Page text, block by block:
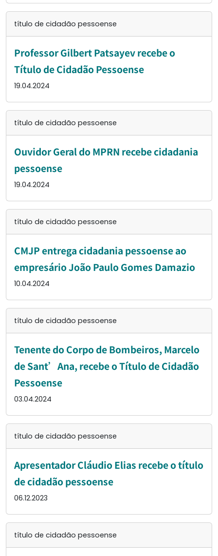
título de cidadão pessoense
Professor Gilbert Patsayev recebe o
Título de Cidadão Pessoense
19.04.2024
título de cidadão pessoense
Ouvidor Geral do MPRN recebe cidadania
pessoense
19.04.2024
título de cidadão pessoense
CMJP entrega cidadania pessoense ao
empresário João Paulo Gomes Damazio
10.04.2024
título de cidadão pessoense
Tenente do Corpo de Bombeiros, Marcelo
de Sant’Ana, recebe o Título de Cidadão
Pessoense
03.04.2024
título de cidadão pessoense
Apresentador Cláudio Elias recebe o título
de cidadão pessoense
06.12.2023
título de cidadão pessoense